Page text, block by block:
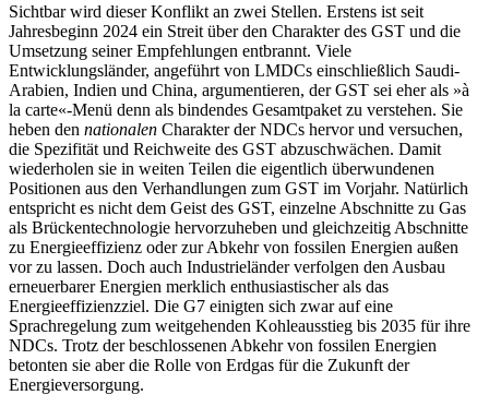
Sichtbar wird dieser Konflikt an zwei Stellen. Erstens ist seit
Jahresbeginn 2024 ein Streit über den Charakter des GST und die
Umsetzung seiner Empfehlungen ent­brannt. Viele
Entwicklungsländer, ange­führt von LMDCs einschließlich Saudi-
Arabien, Indien und China, argumentieren, der GST sei eher als »à
la carte«-Menü denn als bindendes Gesamtpaket zu verstehen. Sie
heben den nationalen Charak­ter der NDCs hervor und versuchen,
die Spezifität und Reichweite des GST abzuschwächen. Damit
wiederholen sie in weiten Teilen die eigentlich über­wundenen
Positionen aus den Verhandlungen zum GST im Vorjahr. Natürlich
ent­spricht es nicht dem Geist des GST, einzelne Abschnitte zu Gas
als Brücken­technologie hervorzuheben und gleichzeitig Abschnitte
zu Energieeffizienz oder zur Abkehr von fossilen Energien außen
vor zu lassen. Doch auch Industrieländer verfolgen den Ausbau
erneuerbarer Energien merklich enthusiastischer als das
Energieeffizienzziel. Die G7 einigten sich zwar auf eine
Sprachregelung zum weit­gehenden Kohleausstieg bis 2035 für ihre
NDCs. Trotz der beschlossenen Abkehr von fossilen Ener­gien
betonten sie aber die Rolle von Erdgas für die Zukunft der
Energieversorgung.